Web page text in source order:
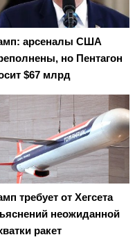
арсеналы США
но Пентагон
$67 млрд
требует от Хегсета
неожиданной
ракет